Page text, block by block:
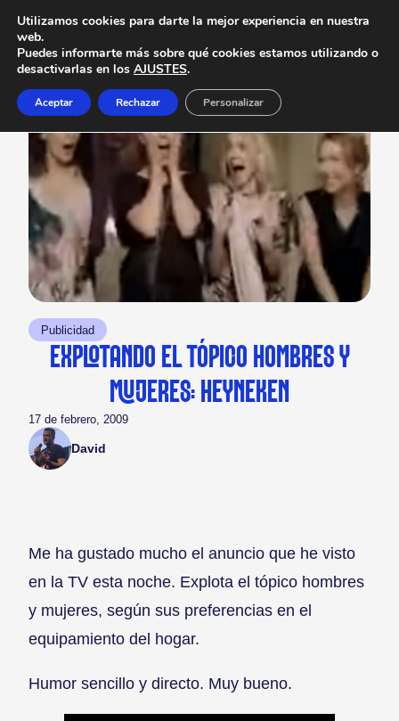
Publicidad
EXPLOTANDO EL TÓPICO HOMBRES Y
MUJERES: HEYNEKEN
17 de febrero, 2009
David
Me ha gustado mucho el anuncio que he visto
en la TV esta noche. Explota el tópico hombres
y mujeres, según sus preferencias en el
equipamiento del hogar.
Humor sencillo y directo. Muy bueno.
Utilizamos cookies para darte la mejor experiencia en nuestra
web.
Puedes informarte más sobre qué cookies estamos utilizando o
desactivarlas en los AJUSTES.
Aceptar Rechazar Personalizar